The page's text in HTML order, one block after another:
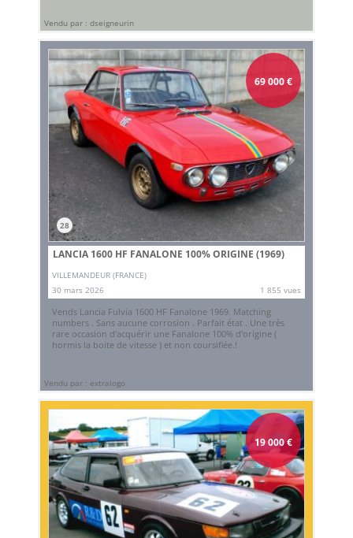
Vendu par : dseigneurin
69 000€
28
LANCIA 1600 HF FANALONE 100% ORIGINE (1969)
VILLEMANDEUR (FRANCE)
30 mars 2026
1 855 vues
Vends Lancia Fulvia 1600 HF Fanalone 1969. Matching
numbers . Sans aucune corrosion . Parfait état . Une très
rare occasion d'acquérir une Fanalone 100% d'origine (
hormis la boite de vitesse ) et non coursifiée.!
Vendu par : extralogo
19 000€